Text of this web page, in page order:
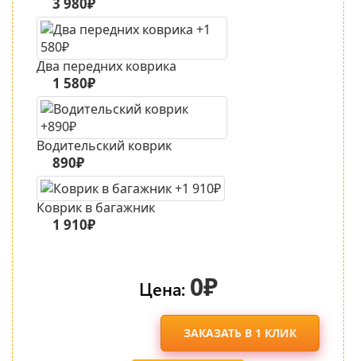
Два передних коврика
1 580₽
Водительский коврик
890₽
Коврик в багажник
1 910₽
Цена: 0₽
ЗАКАЗАТЬ В 1 КЛИК